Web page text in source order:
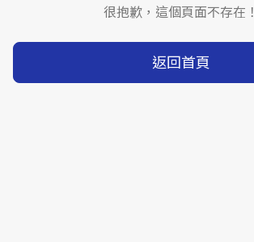
很抱歉，這個頁面不存在！
返回首頁